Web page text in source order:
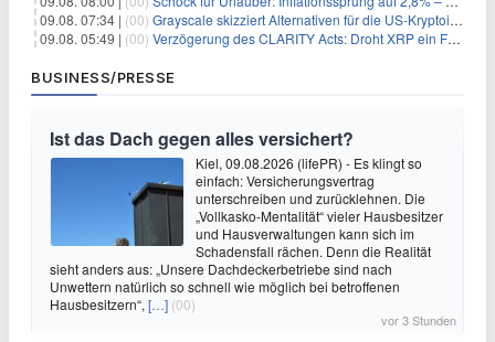
09.08. 07:34 | (00) Grayscale skizziert Alternativen für die US-Kryptoindustrie ohne CLARITY Act
09.08. 05:49 | (00) Verzögerung des CLARITY Acts: Droht XRP ein Fall unter die $1-Marke?
BUSINESS/PRESSE
Ist das Dach gegen alles versichert?
Kiel, 09.08.2026 (lifePR) - Es klingt so
einfach: Versicherungsvertrag
unterschreiben und zurücklehnen. Die
„Vollkasko-Mentalität“ vieler Hausbesitzer
und Hausverwaltungen kann sich im
Schadensfall rächen. Denn die Realität
sieht anders aus: „Unsere Dachdeckerbetriebe sind nach
Unwettern natürlich so schnell wie möglich bei betroffenen
Hausbesitzern“, […] (00)
vor 3 Stunden